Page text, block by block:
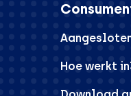
Hoe werkt